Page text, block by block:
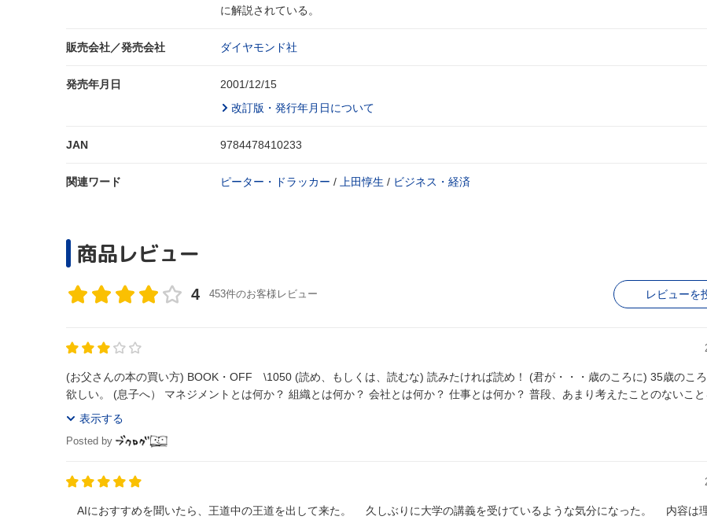
に解説されている。
販売会社／発売会社 ダイヤモンド社
発売年月日
2001/12/15
改訂版・発行年月日について
JAN 9784478410233
関連ワード ピーター・ドラッカー / 上田惇生 / ビジネス・経済
商品レビュー
4 453件のお客様レビュー レビューを
(お父さんの本の買い方) BOOK・OFF \1050 (読め、もしくは、読むな) 読みたければ読め！ (君が・・・歳のころに) 35歳のこ
欲しい。 (息子へ） マネジメントとは何か？ 組織とは何か？ 会社とは何か？ 仕事とは何か？ 普段、あまり考えたことのないこと
表示する
Posted by
AIにおすすめを聞いたら、王道中の王道を出して来た。 久しぶりに大学の講義を受けているような気分になった。 内容は理解出来る